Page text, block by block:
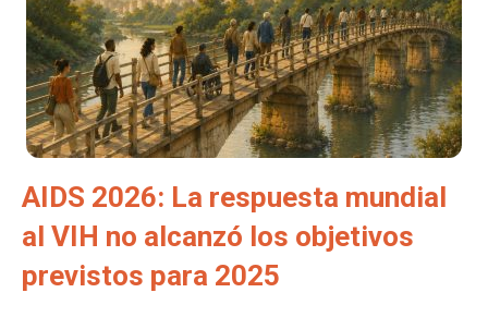
AIDS 2026: La respuesta mundial
al VIH no alcanzó los objetivos
previstos para 2025